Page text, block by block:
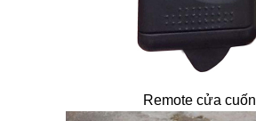
Remote cửa cuốn